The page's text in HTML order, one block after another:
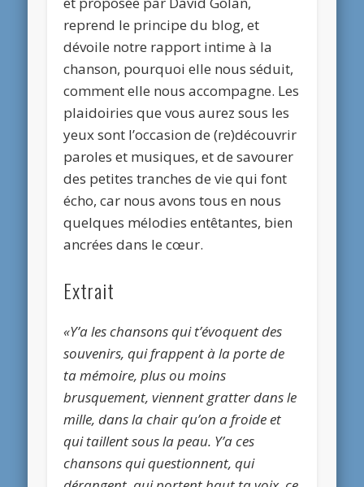
reprend le principe du blog, et
dévoile notre rapport intime à la
chanson, pourquoi elle nous séduit,
comment elle nous accompagne. Les
plaidoiries que vous aurez sous les
yeux sont l’occasion de (re)découvrir
paroles et musiques, et de savourer
des petites tranches de vie qui font
écho, car nous avons tous en nous
quelques mélodies entêtantes, bien
ancrées dans le cœur.
Extrait
«Y’a les chansons qui t’évoquent des
souvenirs, qui frappent à la porte de
ta mémoire, plus ou moins
brusquement, viennent gratter dans le
mille, dans la chair qu’on a froide et
qui taillent sous la peau. Y’a ces
chansons qui questionnent, qui